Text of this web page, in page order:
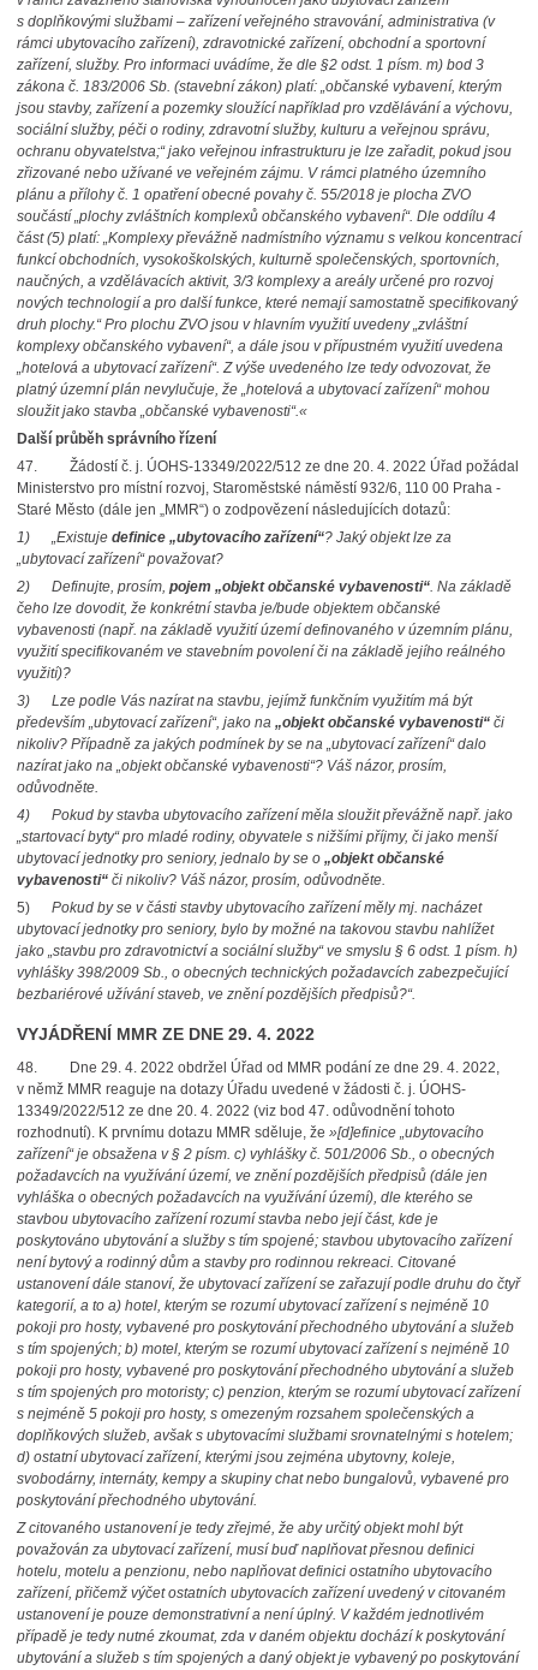
s doplňkovými službami – zařízení veřejného stravování, administrativa (v
rámci ubytovacího zařízení), zdravotnické zařízení, obchodní a sportovní
zařízení, služby. Pro informaci uvádíme, že dle §2 odst. 1 písm. m) bod 3
zákona č. 183/2006 Sb. (stavební zákon) platí: „občanské vybavení, kterým
jsou stavby, zařízení a pozemky sloužící například pro vzdělávání a výchovu,
sociální služby, péči o rodiny, zdravotní služby, kulturu a veřejnou správu,
ochranu obyvatelstva;“ jako veřejnou infrastrukturu je lze zařadit, pokud jsou
zřizované nebo užívané ve veřejném zájmu. V rámci platného územního
plánu a přílohy č. 1 opatření obecné povahy č. 55/2018 je plocha ZVO
součástí „plochy zvláštních komplexů občanského vybavení“. Dle oddílu 4
část (5) platí: „Komplexy převážně nadmístního významu s velkou koncentrací
funkcí obchodních, vysokoškolských, kulturně společenských, sportovních,
naučných, a vzdělávacích aktivit, 3/3 komplexy a areály určené pro rozvoj
nových technologií a pro další funkce, které nemají samostatně specifikovaný
druh plochy.“ Pro plochu ZVO jsou v hlavním využití uvedeny „zvláštní
komplexy občanského vybavení“, a dále jsou v přípustném využití uvedena
„hotelová a ubytovací zařízení“. Z výše uvedeného lze tedy odvozovat, že
platný územní plán nevylučuje, že „hotelová a ubytovací zařízení“ mohou
sloužit jako stavba „občanské vybavenosti“.«
Další průběh správního řízení
47. Žádostí č. j. ÚOHS-13349/2022/512 ze dne 20. 4. 2022 Úřad požádal
Ministerstvo pro místní rozvoj, Staroměstské náměstí 932/6, 110 00 Praha -
Staré Město (dále jen „MMR“) o zodpovězení následujících dotazů:
1) „Existuje definice „ubytovacího zařízení“? Jaký objekt lze za
„ubytovací zařízení“ považovat?
2) Definujte, prosím, pojem „objekt občanské vybavenosti“. Na základě
čeho lze dovodit, že konkrétní stavba je/bude objektem občanské
vybavenosti (např. na základě využití území definovaného v územním plánu,
využití specifikovaném ve stavebním povolení či na základě jejího reálného
využití)?
3) Lze podle Vás nazírat na stavbu, jejímž funkčním využitím má být
především „ubytovací zařízení“, jako na „objekt občanské vybavenosti“či
nikoliv? Případně za jakých podmínek by se na „ubytovací zařízení“ dalo
nazírat jako na „objekt občanské vybavenosti“? Váš názor, prosím,
odůvodněte.
4) Pokud by stavba ubytovacího zařízení měla sloužit převážně např. jako
„startovací byty“ pro mladé rodiny, obyvatele s nižšími příjmy, či jako menší
ubytovací jednotky pro seniory, jednalo by se o „objekt občanské
vybavenosti“či nikoliv? Váš názor, prosím, odůvodněte.
5) Pokud by se v části stavby ubytovacího zařízení měly mj. nacházet
ubytovací jednotky pro seniory, bylo by možné na takovou stavbu nahlížet
jako „stavbu pro zdravotnictví a sociální služby“ ve smyslu § 6 odst. 1 písm. h)
vyhlášky 398/2009 Sb., o obecných technických požadavcích zabezpečující
bezbariérové užívání staveb, ve znění pozdějších předpisů?“.
VYJÁDŘENÍ MMR ZE DNE 29. 4. 2022
48. Dne 29. 4. 2022 obdržel Úřad od MMR podání ze dne 29. 4. 2022,
v němž MMR reaguje na dotazy Úřadu uvedené v žádosti č. j. ÚOHS-
13349/2022/512 ze dne 20. 4. 2022 (viz bod 47. odůvodnění tohoto
rozhodnutí). K prvnímu dotazu MMR sděluje, že »[d]efinice „ubytovacího
zařízení“ je obsažena v § 2 písm. c) vyhlášky č. 501/2006 Sb., o obecných
požadavcích na využívání území, ve znění pozdějších předpisů (dále jen
vyhláška o obecných požadavcích na využívání území), dle kterého se
stavbou ubytovacího zařízení rozumí stavba nebo její část, kde je
poskytováno ubytování a služby s tím spojené; stavbou ubytovacího zařízení
není bytový a rodinný dům a stavby pro rodinnou rekreaci. Citované
ustanovení dále stanoví, že ubytovací zařízení se zařazují podle druhu do čtyř
kategorií, a to a) hotel, kterým se rozumí ubytovací zařízení s nejméně 10
pokoji pro hosty, vybavené pro poskytování přechodného ubytování a služeb
s tím spojených; b) motel, kterým se rozumí ubytovací zařízení s nejméně 10
pokoji pro hosty, vybavené pro poskytování přechodného ubytování a služeb
s tím spojených pro motoristy; c) penzion, kterým se rozumí ubytovací zařízení
s nejméně 5 pokoji pro hosty, s omezeným rozsahem společenských a
doplňkových služeb, avšak s ubytovacími službami srovnatelnými s hotelem;
d) ostatní ubytovací zařízení, kterými jsou zejména ubytovny, koleje,
svobodárny, internáty, kempy a skupiny chat nebo bungalovů, vybavené pro
poskytování přechodného ubytování.
Z citovaného ustanovení je tedy zřejmé, že aby určitý objekt mohl být
považován za ubytovací zařízení, musí buď naplňovat přesnou definici
hotelu, motelu a penzionu, nebo naplňovat definici ostatního ubytovacího
zařízení, přičemž výčet ostatních ubytovacích zařízení uvedený v citovaném
ustanovení je pouze demonstrativní a není úplný. V každém jednotlivém
případě je tedy nutné zkoumat, zda v daném objektu dochází k poskytování
ubytování a služeb s tím spojených a daný objekt je vybavený po poskytování